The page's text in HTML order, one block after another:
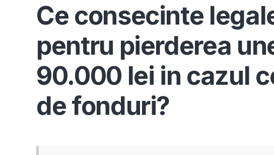
Ce consecinte
pentru pierderea
90.000 lei in cazul
de fonduri?